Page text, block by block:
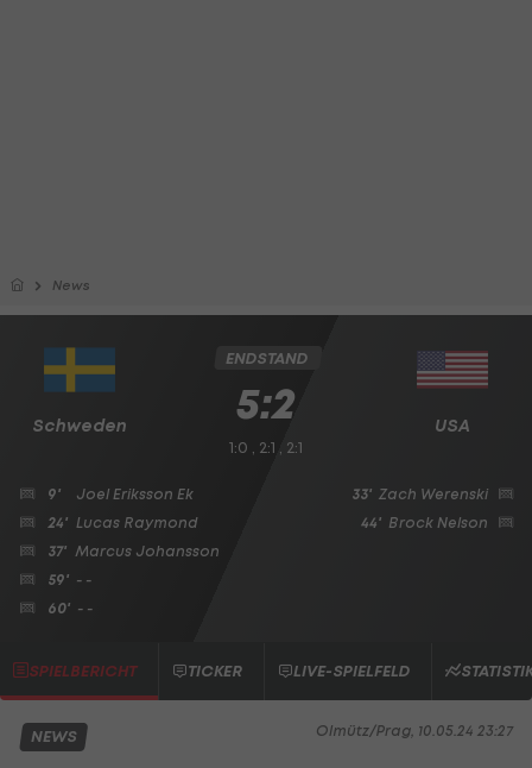
News
Schweden USA
ENDSTAND
5:2
1:0 , 2:1 , 2:1
9'
Joel Eriksson Ek
24' Lucas Raymond
37' Marcus Johansson
59' - -
60' - -
33' Zach Werenski
44' Brock Nelson
SPIELBERICHT TICKER LIVE-SPIELFELD
Olmütz/Prag, 10.05.24 23:27
NEWS